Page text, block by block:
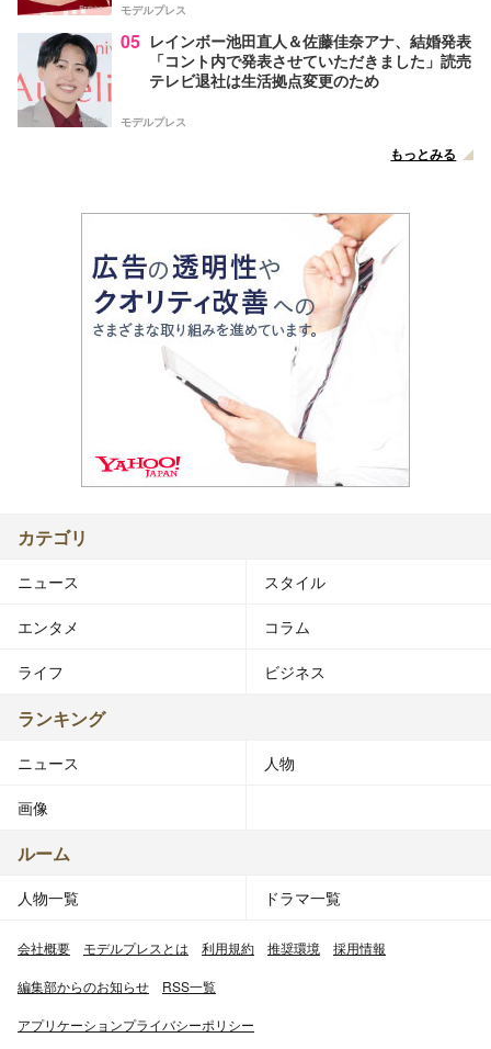
モデルプレス
05 レインボー池田直人＆佐藤佳奈アナ、結婚発表
「コント内で発表させていただきました」読売
テレビ退社は生活拠点変更のため
モデルプレス
もっとみる
カテゴリ
ニュース スタイル
エンタメ コラム
ライフ ビジネス
ランキング
ニュース 人物
画像
ルーム
人物一覧 ドラマ一覧
会社概要 モデルプレスとは 利用規約 推奨環境 採用情報
編集部からのお知らせ RSS一覧
アプリケーションプライバシーポリシー